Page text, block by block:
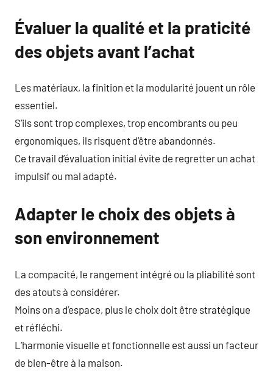
Évaluer la qualité et la praticité
des objets avant l’achat
Les matériaux, la finition et la modularité jouent un rôle
essentiel.
S’ils sont trop complexes, trop encombrants ou peu
ergonomiques, ils risquent d’être abandonnés.
Ce travail d’évaluation initial évite de regretter un achat
impulsif ou mal adapté.
Adapter le choix des objets à
son environnement
La compacité, le rangement intégré ou la pliabilité sont
des atouts à considérer.
Moins on a d’espace, plus le choix doit être stratégique
et réfléchi.
L’harmonie visuelle et fonctionnelle est aussi un facteur
de bien-être à la maison.